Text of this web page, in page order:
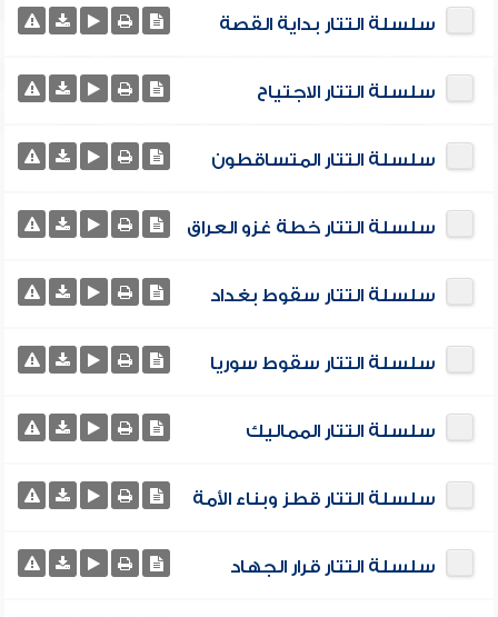
سلسلة التتار بداية القصة
سلسلة التتار الاجتياح
سلسلة التتار المتساقطون
سلسلة التتار خطة غزو العراق
سلسلة التتار سقوط بغداد
سلسلة التتار سقوط سوريا
سلسلة التتار المماليك
سلسلة التتار قطز وبناء الأمة
سلسلة التتار قرار الجهاد